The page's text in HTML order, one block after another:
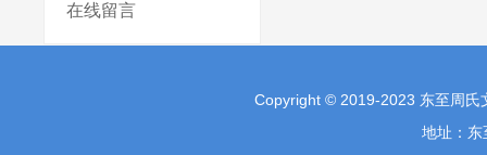
在线留言
Copyright © 2019-2023 东至周
地址：